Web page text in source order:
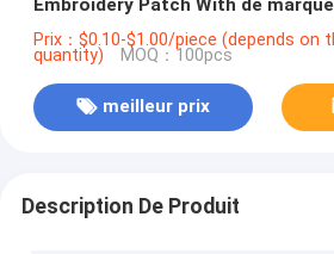
Embroidery Patch With de
Prix：$0.10-$1.00/piece (depends on
quantity) MOQ：100pcs
meilleur prix
Description De Produit